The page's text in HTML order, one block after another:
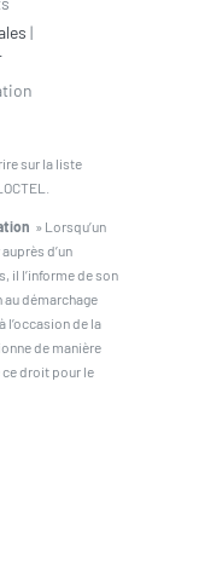
|
sur la liste
» Lorsqu’un
d’un
il l’informe de son
au démarchage
l’occasion de la
de manière
droit pour le